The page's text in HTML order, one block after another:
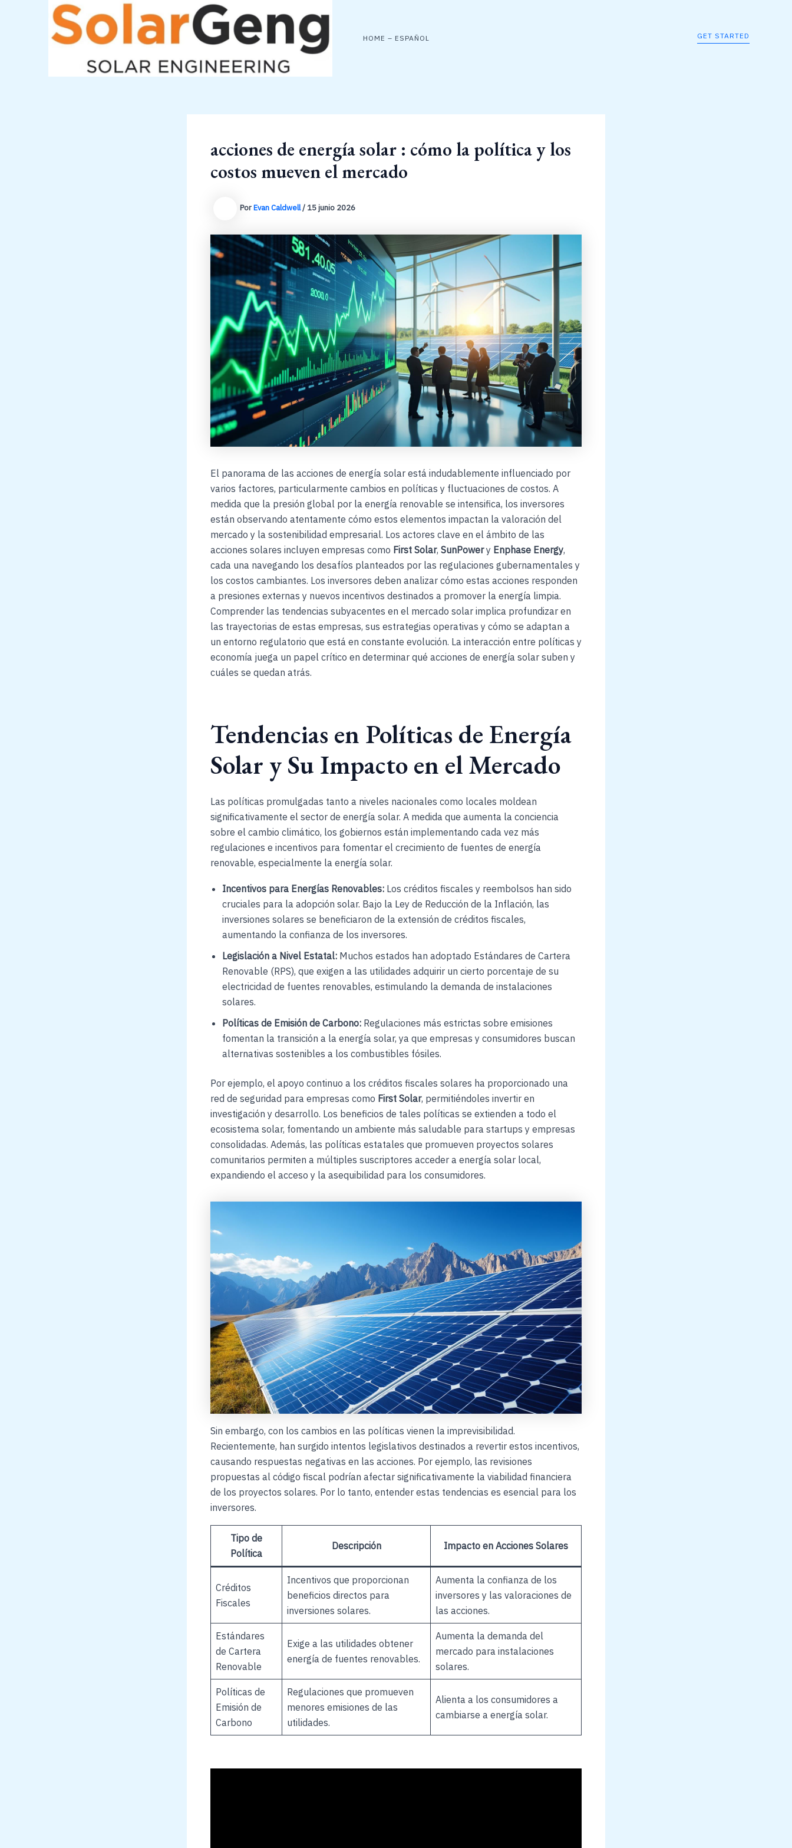
HOME – ESPAÑOL GET STARTED
acciones de energía solar : cómo la política y los
costos mueven el mercado
PorEvan Caldwell/ 15 junio 2026
El panorama de las acciones de energía solar está indudablemente influenciado por
varios factores, particularmente cambios en políticas y fluctuaciones de costos. A
medida que la presión global por la energía renovable se intensifica, los inversores
están observando atentamente cómo estos elementos impactan la valoración del
mercado y la sostenibilidad empresarial. Los actores clave en el ámbito de las
acciones solares incluyen empresas como First Solar, SunPowery Enphase Energy,
cada una navegando los desafíos planteados por las regulaciones gubernamentales y
los costos cambiantes. Los inversores deben analizar cómo estas acciones responden
a presiones externas y nuevos incentivos destinados a promover la energía limpia.
Comprender las tendencias subyacentes en el mercado solar implica profundizar en
las trayectorias de estas empresas, sus estrategias operativas y cómo se adaptan a
un entorno regulatorio que está en constante evolución. La interacción entre políticas y
economía juega un papel crítico en determinar qué acciones de energía solar suben y
cuáles se quedan atrás.
Tendencias en Políticas de Energía
Solar y Su Impacto en el Mercado
Las políticas promulgadas tanto a niveles nacionales como locales moldean
significativamente el sector de energía solar. A medida que aumenta la conciencia
sobre el cambio climático, los gobiernos están implementando cada vez más
regulaciones e incentivos para fomentar el crecimiento de fuentes de energía
renovable, especialmente la energía solar.
Incentivos para Energías Renovables: Los créditos fiscales y reembolsos han sido
cruciales para la adopción solar. Bajo la Ley de Reducción de la Inflación, las
inversiones solares se beneficiaron de la extensión de créditos fiscales,
aumentando la confianza de los inversores.
Legislación a Nivel Estatal: Muchos estados han adoptado Estándares de Cartera
Renovable (RPS), que exigen a las utilidades adquirir un cierto porcentaje de su
electricidad de fuentes renovables, estimulando la demanda de instalaciones
solares.
Políticas de Emisión de Carbono: Regulaciones más estrictas sobre emisiones
fomentan la transición a la energía solar, ya que empresas y consumidores buscan
alternativas sostenibles a los combustibles fósiles.
Por ejemplo, el apoyo continuo a los créditos fiscales solares ha proporcionado una
red de seguridad para empresas como First Solar, permitiéndoles invertir en
investigación y desarrollo. Los beneficios de tales políticas se extienden a todo el
ecosistema solar, fomentando un ambiente más saludable para startups y empresas
consolidadas. Además, las políticas estatales que promueven proyectos solares
comunitarios permiten a múltiples suscriptores acceder a energía solar local,
expandiendo el acceso y la asequibilidad para los consumidores.
Sin embargo, con los cambios en las políticas vienen la imprevisibilidad.
Recientemente, han surgido intentos legislativos destinados a revertir estos incentivos,
causando respuestas negativas en las acciones. Por ejemplo, las revisiones
propuestas al código fiscal podrían afectar significativamente la viabilidad financiera
de los proyectos solares. Por lo tanto, entender estas tendencias es esencial para los
inversores.
Tipo de
Política
Descripción Impacto en Acciones Solares
Créditos
Fiscales
Incentivos que proporcionan
beneficios directos para
inversiones solares.
Aumenta la confianza de los
inversores y las valoraciones de
las acciones.
Estándares
de Cartera
Renovable
Exige a las utilidades obtener
energía de fuentes renovables.
Aumenta la demanda del
mercado para instalaciones
solares.
Políticas de
Emisión de
Carbono
Regulaciones que promueven
menores emisiones de las
utilidades.
Alienta a los consumidores a
cambiarse a energía solar.